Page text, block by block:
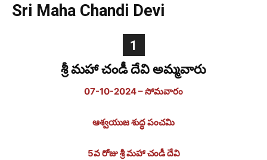
Sri Maha Chandi Devi
1
శ్రీ మహా చండీ దేవి అమ్మవారు
07-10-2024 – సోమవారం
ఆశ్వయుజ శుద్ధ పంచమి
5వ రోజు శ్రీ మహా చండీ దేవి